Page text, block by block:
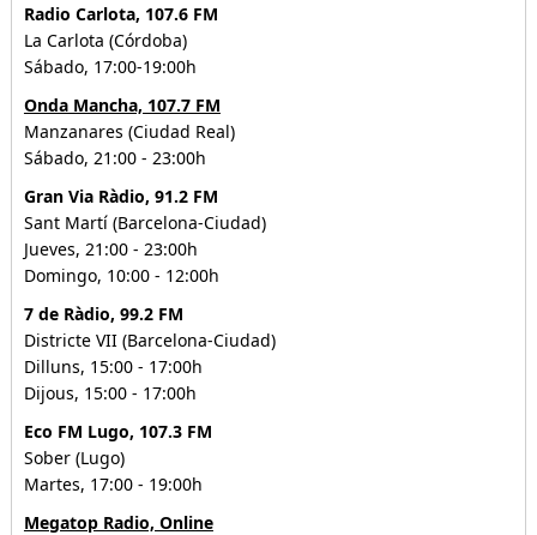
Radio Carlota, 107.6 FM
La Carlota (Córdoba)
Sábado, 17:00-19:00h
Onda Mancha, 107.7 FM
Manzanares (Ciudad Real)
Sábado, 21:00 - 23:00h
Gran Via Ràdio, 91.2 FM
Sant Martí (Barcelona-Ciudad)
Jueves, 21:00 - 23:00h
Domingo, 10:00 - 12:00h
7 de Ràdio, 99.2 FM
Districte VII (Barcelona-Ciudad)
Dilluns, 15:00 - 17:00h
Dijous, 15:00 - 17:00h
Eco FM Lugo, 107.3 FM
Sober (Lugo)
Martes, 17:00 - 19:00h
Megatop Radio, Online